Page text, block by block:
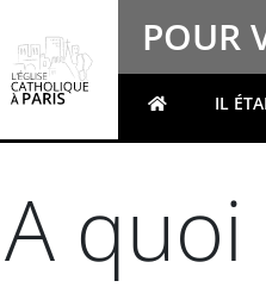
POUR
Votre recherche
IL
A